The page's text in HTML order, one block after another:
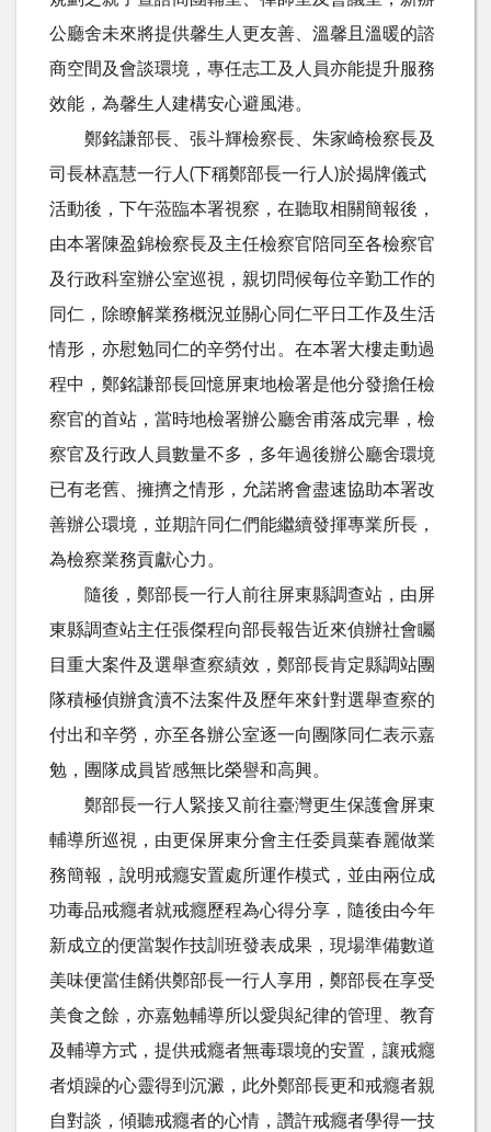
公廳舍未來將提供馨生人更友善、溫馨且溫暖的諮
商空間及會談環境，專任志工及人員亦能提升服務
效能，為馨生人建構安心避風港。
鄭銘謙部長、張斗輝檢察長、朱家崎檢察長及
司長林嚞慧一行人(下稱鄭部長一行人)於揭牌儀式
活動後，下午蒞臨本署視察，在聽取相關簡報後，
由本署陳盈錦檢察長及主任檢察官陪同至各檢察官
及行政科室辦公室巡視，親切問候每位辛勤工作的
同仁，除瞭解業務概況並關心同仁平日工作及生活
情形，亦慰勉同仁的辛勞付出。在本署大樓走動過
程中，鄭銘謙部長回憶屏東地檢署是他分發擔任檢
察官的首站，當時地檢署辦公廳舍甫落成完畢，檢
察官及行政人員數量不多，多年過後辦公廳舍環境
已有老舊、擁擠之情形，允諾將會盡速協助本署改
善辦公環境，並期許同仁們能繼續發揮專業所長，
為檢察業務貢獻心力。
隨後，鄭部長一行人前往屏東縣調查站，由屏
東縣調查站主任張傑程向部長報告近來偵辦社會矚
目重大案件及選舉查察績效，鄭部長肯定縣調站團
隊積極偵辦貪瀆不法案件及歷年來針對選舉查察的
付出和辛勞，亦至各辦公室逐一向團隊同仁表示嘉
勉，團隊成員皆感無比榮譽和高興。
鄭部長一行人緊接又前往臺灣更生保護會屏東
輔導所巡視，由更保屏東分會主任委員葉春麗做業
務簡報，說明戒癮安置處所運作模式，並由兩位成
功毒品戒癮者就戒癮歷程為心得分享，隨後由今年
新成立的便當製作技訓班發表成果，現場準備數道
美味便當佳餚供鄭部長一行人享用，鄭部長在享受
美食之餘，亦嘉勉輔導所以愛與紀律的管理、教育
及輔導方式，提供戒癮者無毒環境的安置，讓戒癮
者煩躁的心靈得到沉澱，此外鄭部長更和戒癮者親
自對談，傾聽戒癮者的心情，讚許戒癮者學得一技